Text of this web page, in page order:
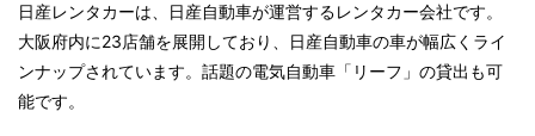
日産レンタカーは、日産自動車が運営するレンタカー会社です。
大阪府内に23店舗を展開しており、日産自動車の車が幅広くライ
ンナップされています。話題の電気自動車「リーフ」の貸出も可
能です。